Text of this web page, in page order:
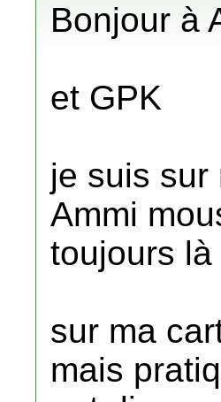
Bonjour à
et GPK
je suis sur
Ammi
toujours là
sur ma
mais